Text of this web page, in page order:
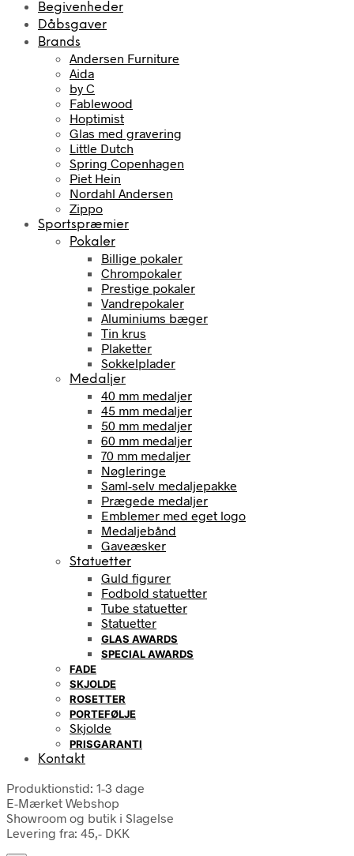
Begivenheder
Dåbsgaver
Brands
Andersen Furniture
Aida
by C
Fablewood
Hoptimist
Glas med gravering
Little Dutch
Spring Copenhagen
Piet Hein
Nordahl Andersen
Zippo
Sportspræmier
Pokaler
Billige pokaler
Chrompokaler
Prestige pokaler
Vandrepokaler
Aluminiums bæger
Tin krus
Plaketter
Sokkelplader
Medaljer
40 mm medaljer
45 mm medaljer
50 mm medaljer
60 mm medaljer
70 mm medaljer
Nøgleringe
Saml-selv medaljepakke
Prægede medaljer
Emblemer med eget logo
Medaljebånd
Gaveæsker
Statuetter
Guld figurer
Fodbold statuetter
Tube statuetter
Statuetter
GLAS AWARDS
SPECIAL AWARDS
FADE
SKJOLDE
ROSETTER
PORTEFØLJE
Skjolde
PRISGARANTI
Kontakt
Produktionstid: 1-3 dage
E-Mærket Webshop
Showroom og butik i Slagelse
Levering fra: 45,- DKK